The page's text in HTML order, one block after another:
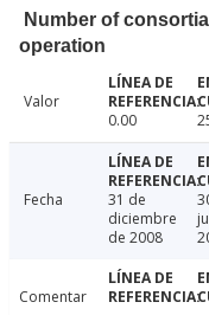
Number of
operation
Valor
0.00
Fecha
31 de
diciembre
de 2008
Comentar